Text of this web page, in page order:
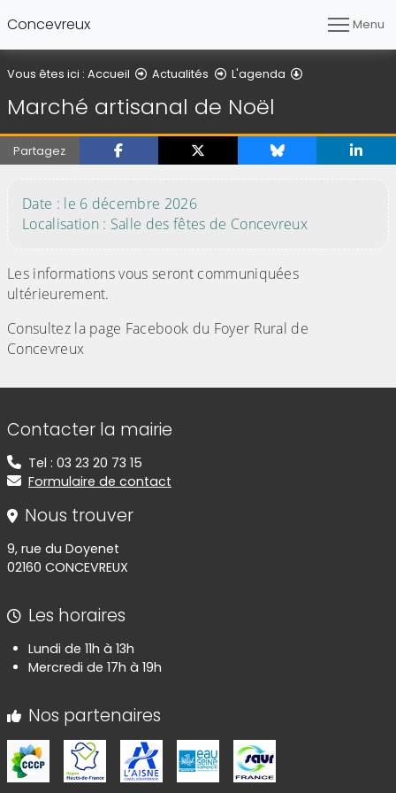
Concevreux Menu
Vous êtes ici : Accueil Actualités L'agenda
Marché artisanal de Noël
Partagez
Date : le 6 décembre 2026
Localisation : Salle des fêtes de Concevreux
Les informations vous seront communiquées
ultérieurement.
Consultez la page Facebook du Foyer Rural de
Concevreux
Informations de contact
Contacter la mairie
Tel : 03 23 20 73 15
Formulaire de contact
Nous trouver
9, rue du Doyenet
02160 CONCEVREUX
Les horaires
Lundi de 11h à 13h
Mercredi de 17h à 19h
Nos partenaires